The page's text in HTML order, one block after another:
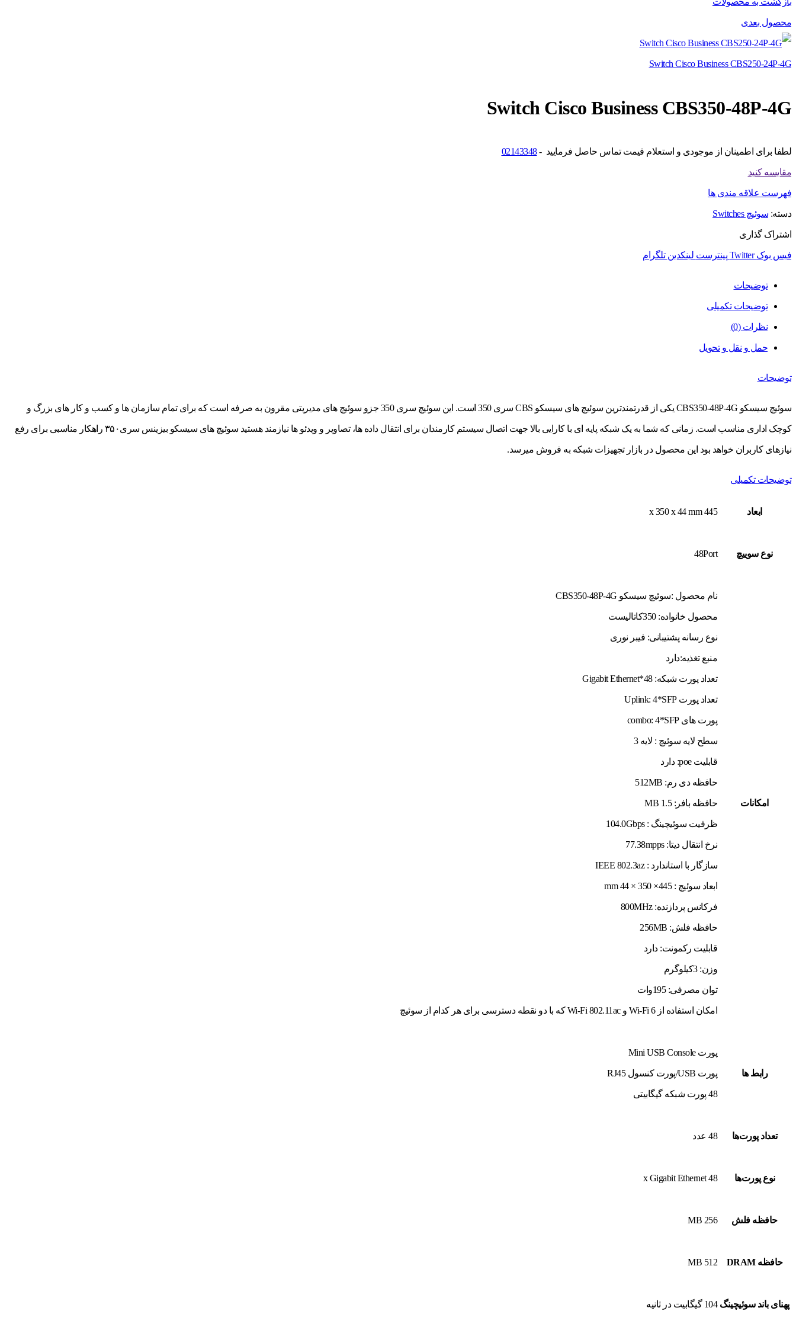
محصول بعدی
Switch Cisco Business CBS250-24P-4G
Switch Cisco Business CBS350-48P-4G
لطفا برای اطمینان از موجودی و استعلام قیمت تماس حاصل فرمایید -02143348
مقایسه کنید
فهرست علاقه مندی ها
دسته: سوئیچ Switches
اشتراک گذاری
فیس بوک Twitter پینترست لینکدین تلگرام
توضیحات
توضیحات تکمیلی
نظرات (0)
حمل و نقل و تحویل
توضیحات
سوئیچ سیسکو CBS350-48P-4G یکی از قدرتمندترین سوئیچ های سیسکو CBS سری 350 است. این سوئیچ سری 350 جزو سوئیچ های مدیریتی مقرون به صرفه است که برای تمام سازمان ها و کسب و کار های بزرگ و
کوچک اداری مناسب است. زمانی که شما به یک شبکه پایه ای با کارایی بالا جهت اتصال سیستم کارمندان برای انتقال داده ها، تصاویر و ویدئو ها نیازمند هستید سوئیچ های سیسکو بیزینس سری۳۵۰ راهکار مناسبی برای رفع
نیازهای کاربران خواهد بود این محصول در بازار تجهیزات شبکه به فروش میرسد.
توضیحات تکمیلی
ابعاد 445 x 350 x 44 mm
نوع سوييچ 48Port
امکانات
نام محصول :سوئیچ سیسکو CBS350-48P-4G
محصول خانواده: 350کاتالیست
نوع رسانه پشتیبانی: فیبر نوری
منبع تغذیه:دارد
تعداد پورت شبکه: 48*Gigabit Ethernet
تعداد پورت Uplink: 4*SFP
پورت های combo: 4*SFP
سطح لایه سوئیچ : لایه 3
قابلیت poe: دارد
حافظه دی رم: 512MB
حافظه بافر: 1.5 MB
ظرفیت سوئیچینگ : 104.0Gbps
نرخ انتقال دیتا: 77.38mpps
سازگار با استاندارد : IEEE 802.3az
ابعاد سوئیچ : 445× 350 × 44 mm
فرکانس پردازنده: 800MHz
حافظه فلش: 256MB
قابلیت رکمونت: دارد
وزن: 3کیلوگرم
توان مصرفی: 195وات
امکان استفاده از Wi-Fi 6 و Wi-Fi 802.11ac که با دو نقطه دسترسی برای هر کدام از سوئیچ
رابط ها
پورت Mini USB Console
پورت USB/پورت کنسول RJ45
48 پورت شبکه گیگابیتی
تعداد پورت‌ها 48 عدد
نوع پورت‌ها 48 x Gigabit Ethernet
حافظه فلش 256 MB
حافظه DRAM 512 MB
پهنای باند سوئیچینگ 104 گیگابیت در ثانیه